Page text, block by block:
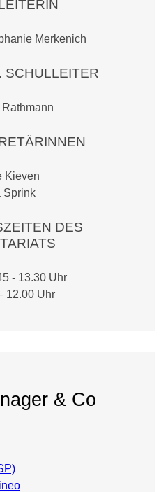
Merkenich
SCHULLEITER
Rathmann
Kieven
Sprink
DES
- 13.30 Uhr
12.00 Uhr
& Co